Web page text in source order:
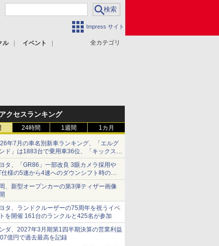
Impress サイト
全カテゴリ
ル
イベント
アクセスランキング
24時間 1週間 1カ月
年7月の車名別新車ランキング、「エルグ
ド」は1883台で乗用車36位、「キックス」
台で27位に
タ、「GR86」一部改良 3眼カメラ採用や
仕様の5速から4速へのダウンシフト時の操
向上など
、新型オープンカーの第3弾ティザー画像
タ、ランドクルーザーの75周年を祝うイベ
を開催 161台のランクルと425名が参加
ダ、2027年3月期第1四半期決算の営業利益
億円で過去最高を記録